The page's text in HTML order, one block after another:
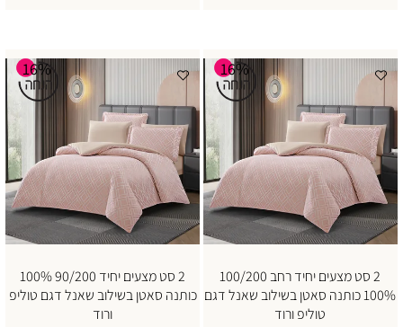
16%
2 סט מצעים יחיד רחב 100/200
100% כותנה סאטן בשילוב שאנל דגם
טוליפ ורוד
16%
2 סט מצעים יחיד 90/200 100%
כותנה סאטן בשילוב שאנל דגם טוליפ
ורוד